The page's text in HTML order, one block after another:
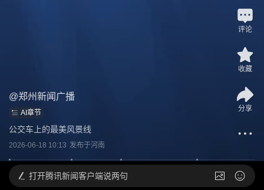
@郑州新闻广播
AI章节
公交车上的最美风景线
2026-06-18 10:13 发布于河南
评论
收藏
分享
打开腾讯新闻客户端说两句